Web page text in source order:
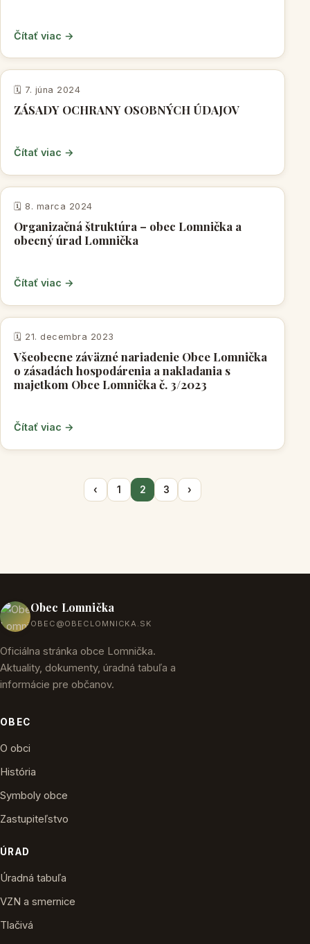
Čítať viac →
VNÚTORNÉ PREDPISY OBCE
🗓️ 7. júna 2024
ZÁSADY OCHRANY OSOBNÝCH ÚDAJOV
Čítať viac →
VNÚTORNÉ PREDPISY OBCE
🗓️ 8. marca 2024
Organizačná štruktúra – obec Lomnička a
obecný úrad Lomnička
Čítať viac →
VŠEOBECNE ZÁVÄZNÉ NARIADENIA
🗓️ 21. decembra 2023
Všeobecne záväzné nariadenie Obce Lomnička
o zásadách hospodárenia a nakladania s
majetkom Obce Lomnička č. 3/2023
Čítať viac →
‹ 1 2 3 ›
Obec Lomnička
OBEC@OBECLOMNICKA.SK
Oficiálna stránka obce Lomnička.
Aktuality, dokumenty, úradná tabuľa a
informácie pre občanov.
OBEC
O obci
História
Symboly obce
Zastupiteľstvo
ÚRAD
Úradná tabuľa
VZN a smernice
Tlačivá